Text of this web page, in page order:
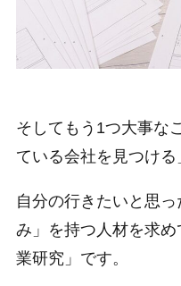
そしてもう1つ大事な
ている会社を見つける
自分の行きたいと思
み」を持つ人材を求
業研究」です。